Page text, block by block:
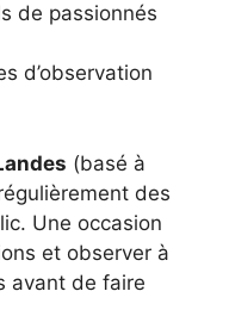
de passionnés
d’observation
(basé à
des
Une occasion
et observer à
avant de faire